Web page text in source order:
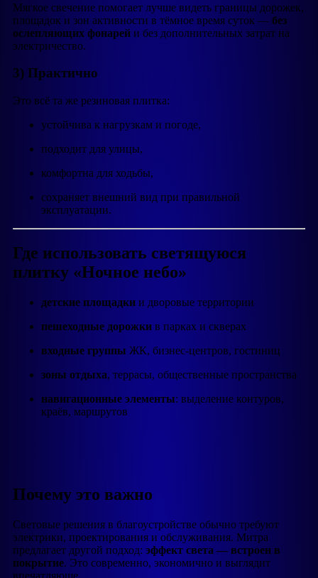
Мягкое свечение помогает лучше видеть границы дорожек,
площадок и зон активности в тёмное время суток — без
ослепляющих фонарей и без дополнительных затрат на
электричество.
3) Практично
Это всё та же резиновая плитка:
устойчива к нагрузкам и погоде,
подходит для улицы,
комфортна для ходьбы,
сохраняет внешний вид при правильной
эксплуатации.
Где использовать светящуюся
плитку «Ночное небо»
детские площадки и дворовые территории
пешеходные дорожки в парках и скверах
входные группы ЖК, бизнес-центров, гостиниц
зоны отдыха, террасы, общественные пространства
навигационные элементы: выделение контуров,
краёв, маршрутов
Почему это важно
Световые решения в благоустройстве обычно требуют
электрики, проектирования и обслуживания. Митра
предлагает другой подход: эффект света — встроен в
покрытие. Это современно, экономично и выглядит
впечатляюще.